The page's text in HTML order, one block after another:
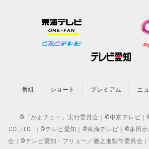
番組 ショート プレミアム ニ
©「かよチュー」実行委員会｜©中京テレビ｜
CO.,LTD. ｜©テレビ愛知｜©東海テレビ｜©多田
会｜©テレビ愛知・フリュー／徹之進製作委員会